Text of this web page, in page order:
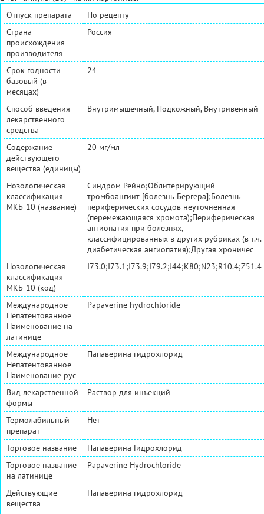
Отпуск препарата
По рецепту
Страна
происхождения
производителя
Россия
Срок годности
базовый (в
месяцах)
24
Способ введения
лекарственного
средства
Внутримышечный, Подкожный, Внутривенный
Содержание
действующего
вещества (единицы)
20 мг/мл
Нозологическая
классификация
МКБ-10 (название)
Синдром Рейно;Облитерирующий
тромбоангиит [болезнь Бергера];Болезнь
периферических сосудов неуточненная
(перемежающаяся хромота);Периферическая
ангиопатия при болезнях,
классифицированных в других рубриках (в т.ч.
диабетическая ангиопатия);Другая хроничес
Нозологическая
классификация
МКБ-10 (код)
I73.0;I73.1;I73.9;I79.2;J44;K80;N23;R10.4;Z51.4
Международное
Непатентованное
Наименование на
латинице
Papaverine hydrochloride
Международное
Непатентованное
Наименование рус
Папаверина гидрохлорид
Вид лекарственной
формы
Раствор для инъекций
Термолабильный
препарат
Нет
Торговое название
Папаверина Гидрохлорид
Торговое название
на латинице
Papaverine Hydrochloride
Действующие
вещества
Папаверина гидрохлорид